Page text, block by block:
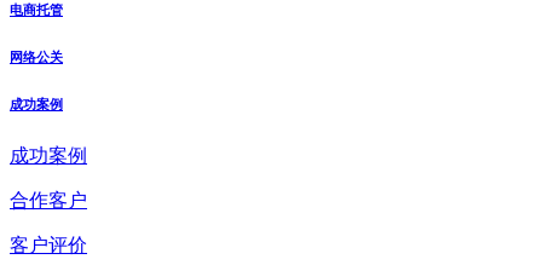
电商托管
网络公关
成功案例
成功案例
合作客户
客户评价